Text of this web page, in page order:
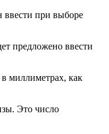
ввести при выборе
предложено ввести
миллиметрах, как
Это число